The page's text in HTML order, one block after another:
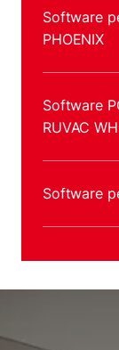
Software
PHOENIX
Software
RUVAC WH
Software